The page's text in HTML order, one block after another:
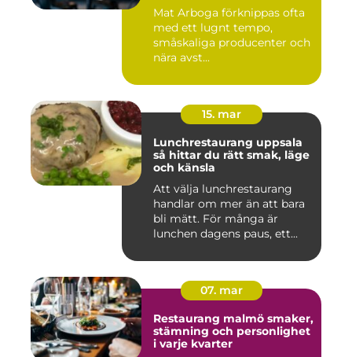
Mat Arboga förknippas ofta
med ett lugnt tempo,
småskaliga producenter och
nära avst...
15. mar
Lunchrestaurang uppsala
så hittar du rätt smak, läge
och känsla
Att välja lunchrestaurang
handlar om mer än att bara
bli mätt. För många är
lunchen dagens paus, ett...
07. mar
Restaurang malmö smaker,
stämning och personlighet
i varje kvarter